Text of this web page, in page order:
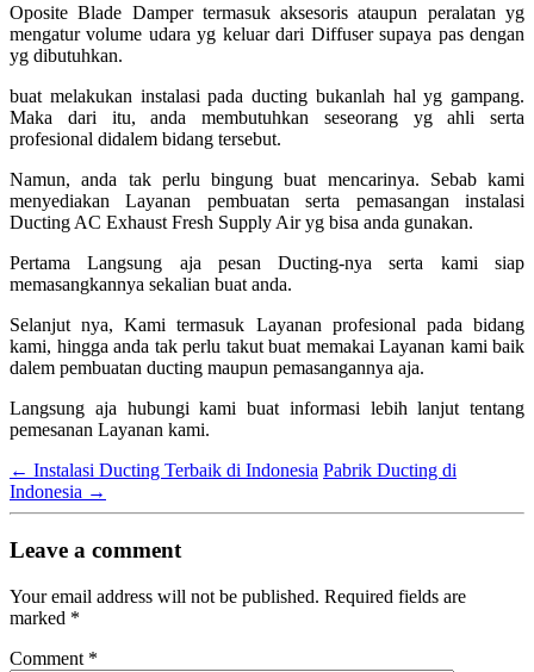
Oposite Blade Damper termasuk aksesoris ataupun peralatan yg
mengatur volume udara yg keluar dari Diffuser supaya pas dengan
yg dibutuhkan.
buat melakukan instalasi pada ducting bukanlah hal yg gampang.
Maka dari itu, anda membutuhkan seseorang yg ahli serta
profesional didalem bidang tersebut.
Namun, anda tak perlu bingung buat mencarinya. Sebab kami
menyediakan Layanan pembuatan serta pemasangan instalasi
Ducting AC Exhaust Fresh Supply Air yg bisa anda gunakan.
Pertama Langsung aja pesan Ducting-nya serta kami siap
memasangkannya sekalian buat anda.
Selanjut nya, Kami termasuk Layanan profesional pada bidang
kami, hingga anda tak perlu takut buat memakai Layanan kami baik
dalem pembuatan ducting maupun pemasangannya aja.
Langsung aja hubungi kami buat informasi lebih lanjut tentang
pemesanan Layanan kami.
← Instalasi Ducting Terbaik di Indonesia Pabrik Ducting di
Indonesia →
Leave a comment
Your email address will not be published. Required fields are
marked *
Comment *